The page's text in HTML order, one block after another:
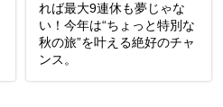
れば最大9連休も夢じゃな
い！今年は“ちょっと特別な
秋の旅”を叶える絶好のチャ
ンス。